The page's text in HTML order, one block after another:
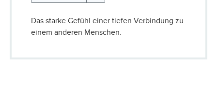
Das starke Gefühl einer tiefen Verbindung zu
einem anderen Menschen.